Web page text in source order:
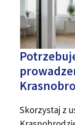
Skorzystaj z